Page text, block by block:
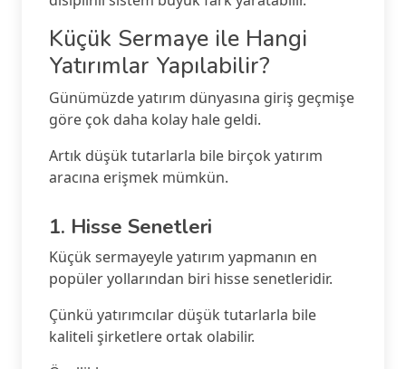
Küçük Sermaye ile Hangi
Yatırımlar Yapılabilir?
Günümüzde yatırım dünyasına giriş geçmişe
göre çok daha kolay hale geldi.
Artık düşük tutarlarla bile birçok yatırım
aracına erişmek mümkün.
1. Hisse Senetleri
Küçük sermayeyle yatırım yapmanın en
popüler yollarından biri hisse senetleridir.
Çünkü yatırımcılar düşük tutarlarla bile
kaliteli şirketlere ortak olabilir.